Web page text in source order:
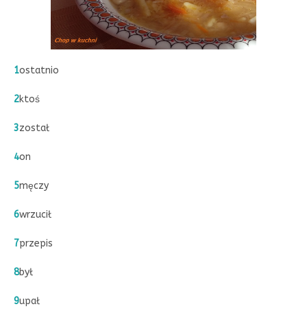
1ostatnio
2ktoś
3został
4on
5męczy
6wrzucił
7przepis
8był
9upał